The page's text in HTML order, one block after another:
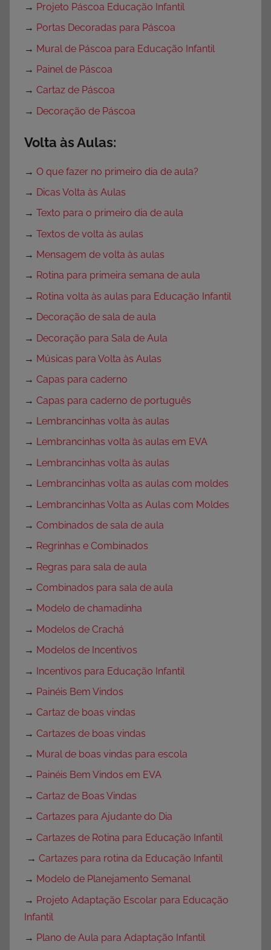
→ Projeto Páscoa Educação Infantil
→ Portas Decoradas para Páscoa
→ Mural de Páscoa para Educação Infantil
→ Painel de Páscoa
→ Cartaz de Páscoa
→ Decoração de Páscoa
Volta às Aulas:
→ O que fazer no primeiro dia de aula?
→ Dicas Volta às Aulas
→ Texto para o primeiro dia de aula
→ Textos de volta às aulas
→ Mensagem de volta às aulas
→ Rotina para primeira semana de aula
→ Rotina volta às aulas para Educação Infantil
→ Decoração de sala de aula
→ Decoração para Sala de Aula
→ Músicas para Volta às Aulas
→ Capas para caderno
→ Capas para caderno de português
→ Lembrancinhas volta às aulas
→ Lembrancinhas volta às aulas em EVA
→ Lembrancinhas volta às aulas
→ Lembrancinhas volta as aulas com moldes
→ Lembrancinhas Volta as Aulas com Moldes
→ Combinados de sala de aula
→ Regrinhas e Combinados
→ Regras para sala de aula
→ Combinados para sala de aula
→ Modelo de chamadinha
→ Modelos de Crachá
→ Modelos de Incentivos
→ Incentivos para Educação Infantil
→ Painéis Bem Vindos
→ Cartaz de boas vindas
→ Cartazes de boas vindas
→ Mural de boas vindas para escola
→ Painéis Bem Vindos em EVA
→ Cartaz de Boas Vindas
→ Cartazes para Ajudante do Dia
→ Cartazes de Rotina para Educação Infantil
→ Cartazes para rotina da Educação Infantil
→ Modelo de Planejamento Semanal
→ Projeto Adaptação Escolar para Educação
Infantil
→ Plano de Aula para Adaptação Infantil